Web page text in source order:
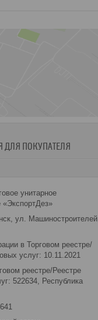
ПОКУПАТЕЛЯ
унитарное
«ЭкспортДез»
ул. Машиностроителей,
в Торговом реестре/
услуг: 10.11.2021
реестре/Реестре
522634, Республика